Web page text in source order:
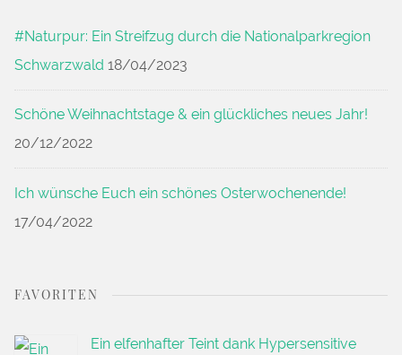
#Naturpur: Ein Streifzug durch die Nationalparkregion
Schwarzwald 18/04/2023
Schöne Weihnachtstage & ein glückliches neues Jahr!
20/12/2022
Ich wünsche Euch ein schönes Osterwochenende!
17/04/2022
FAVORITEN
Ein elfenhafter Teint dank Hypersensitive